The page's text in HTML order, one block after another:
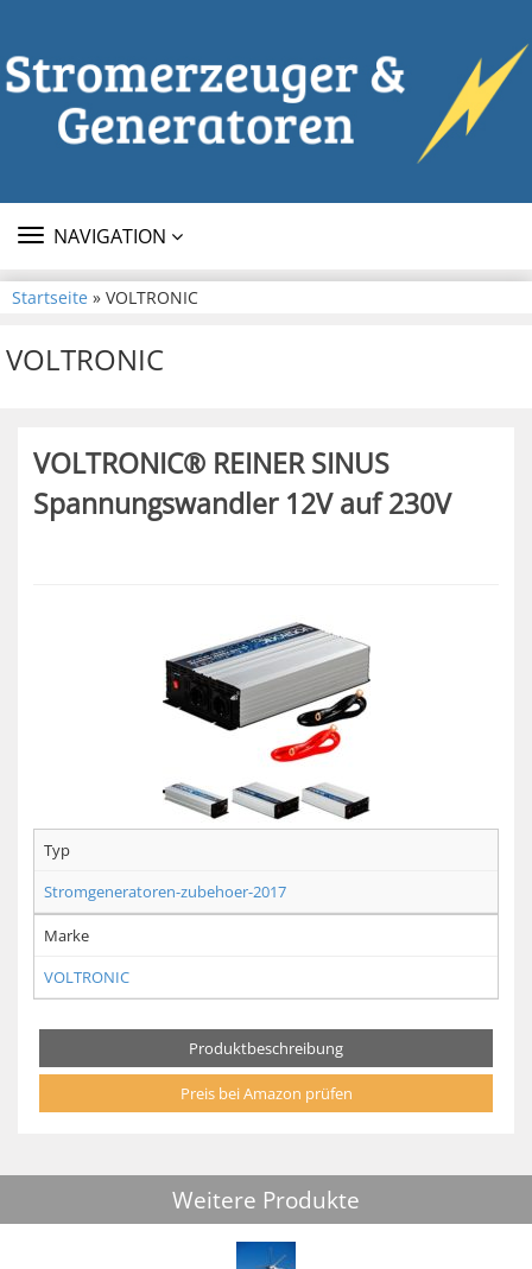
TOGGLE
NAVIGATION
Startseite » VOLTRONIC
VOLTRONIC
VOLTRONIC® REINER SINUS
Spannungswandler 12V auf 230V
Typ
Stromgeneratoren-zubehoer-2017
Marke
VOLTRONIC
Produktbeschreibung
Preis bei Amazon prüfen
Weitere Produkte